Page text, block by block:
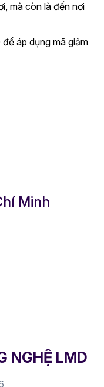
mà còn là đến nơi
áp dụng mã giảm
Minh
NGHỆ LMD